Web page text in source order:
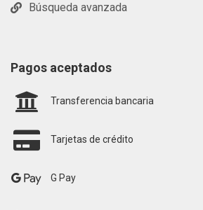
Búsqueda avanzada
Pagos aceptados
Transferencia bancaria
Tarjetas de crédito
G Pay